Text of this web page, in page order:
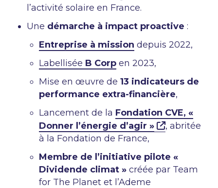
l’activité solaire en France.
Une démarche à impact proactive :
Entreprise à mission depuis 2022,
Labellisée B Corp en 2023,
Mise en œuvre de 13 indicateurs de
performance extra-financière,
Lancement de la Fondation CVE, «
Donner l’énergie d’agir »
, abritée
à la Fondation de France,
Membre de l’initiative pilote «
Dividende climat » créée par Team
for The Planet et l’Ademe